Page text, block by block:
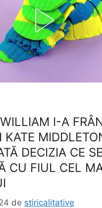
I-A
KATE
DECIZIA CE SE
CU FIUL CEL
de stiricalitative